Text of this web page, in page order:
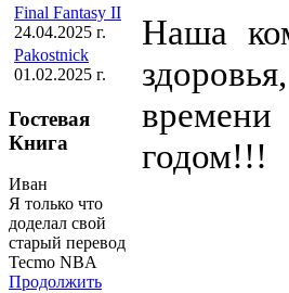
Final Fantasy II
24.04.2025 г.
Pakostnick
01.02.2025 г.
Гостевая
Книга
Иван
Я только что
доделал свой
старый перевод
Tecmo NBA
Продолжить
Наша
годом!!!